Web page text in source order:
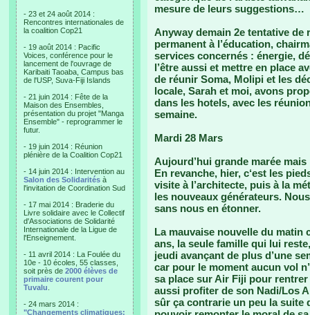
- 23 et 24 août 2014 :
Rencontres internationales de
la coalition Cop21
- 19 août 2014 : Pacific
Voices, conférence pour le
lancement de l'ouvrage de
Karibaiti Taoaba, Campus bas
de l'USP, Suva-Fiji Islands
- 21 juin 2014 : Fête de la
Maison des Ensembles,
présentation du projet "Manga
Ensemble" - reprogrammer le
futur.
- 19 juin 2014 : Réunion
plénière de la Coalition Cop21
- 14 juin 2014 : Intervention au
Salon des Solidarités à
l'invitation de Coordination Sud
- 17 mai 2014 : Braderie du
Livre solidaire avec le Collectif
d'Associations de Solidarité
Internationale de la Ligue de
l'Enseignement.
- 11 avril 2014 : La Foulée du
10e - 10 écoles, 55 classes,
soit près de 2000 élèves de
primaire courent pour
Tuvalu
- 24 mars 2014 :
"Changements climatiques:
mesure de leurs suggestions…
Anyway demain 2e tentative de
permanent à l’éducation,
services concernés : énergie,
l’être aussi et mettre en place
de réunir Soma, Molipi et les
locale, Sarah et moi, avons
dans les hotels, avec les
semaine.
Mardi 28 Mars
Aujourd’hui grande marée
En revanche, hier, c‘est les
visite à l’architecte, puis à la
les nouveaux générateurs.
sans nous en étonner.
La mauvaise nouvelle du matin
ans, la seule famille qui lui
jeudi avançant de plus d’une
car pour le moment aucun vol
sa place sur Air Fiji pour
aussi profiter de son Nadi/Los
sûr ça contrarie un peu la suite